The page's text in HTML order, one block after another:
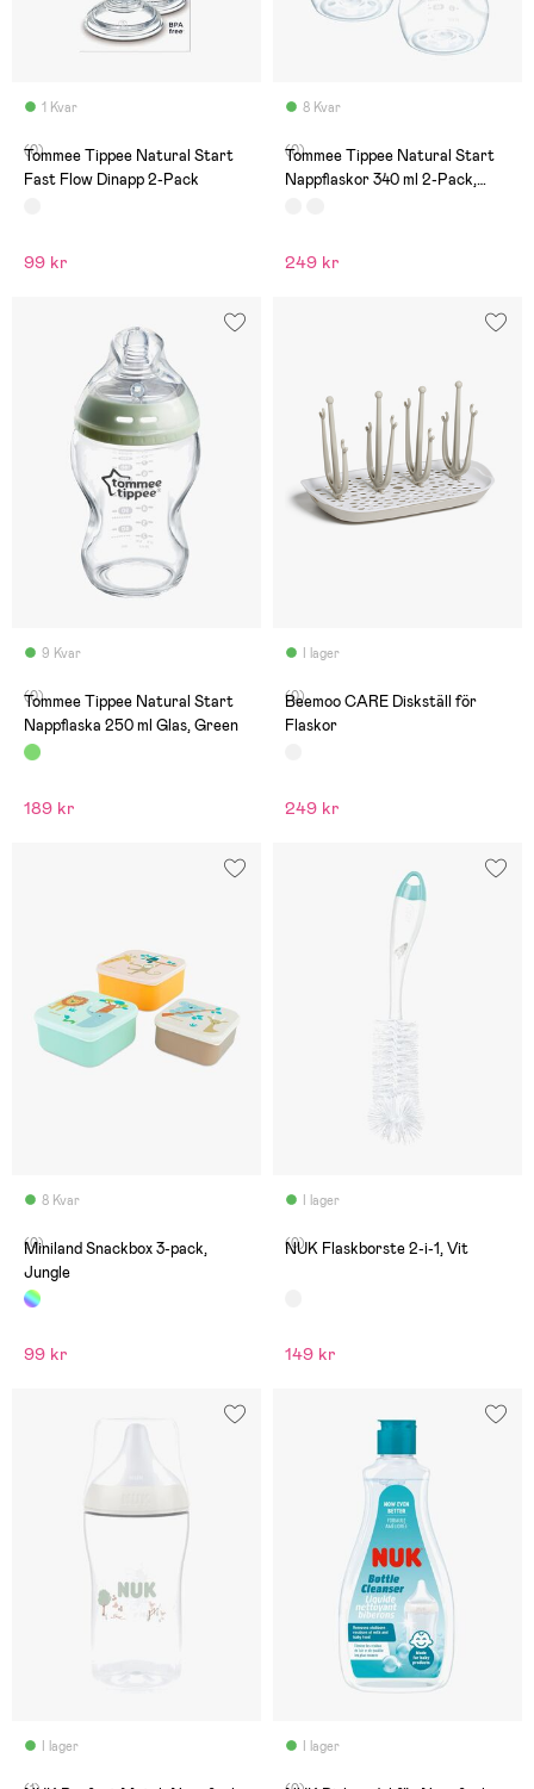
1 Kvar
(0)
Tommee Tippee Natural Start
Fast Flow Dinapp 2-Pack
99 kr
8 Kvar
(0)
Tommee Tippee Natural Start
Nappflaskor 340 ml 2-Pack,
249 kr
9 Kvar
(0)
Tommee Tippee Natural Start
Nappflaska 250 ml Glas, Green
189 kr
I lager
(0)
Beemoo CARE Diskställ för
Flaskor
249 kr
8 Kvar
(0)
Miniland Snackbox 3-pack,
Jungle
99 kr
I lager
(0)
NUK Flaskborste 2-i-1, Vit
149 kr
I lager I lager